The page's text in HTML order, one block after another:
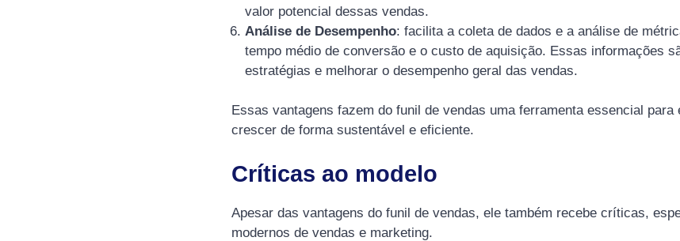
valor potencial dessas vendas.
Análise de Desempenho: facilita a coleta de dados e a análise de
tempo médio de conversão e o custo de aquisição. Essas informações
estratégias e melhorar o desempenho geral das vendas.
Essas vantagens fazem do funil de vendas uma ferramenta essencial para
crescer de forma sustentável e eficiente.
Críticas ao modelo
Apesar das vantagens do funil de vendas, ele também recebe críticas,
modernos de vendas e marketing.